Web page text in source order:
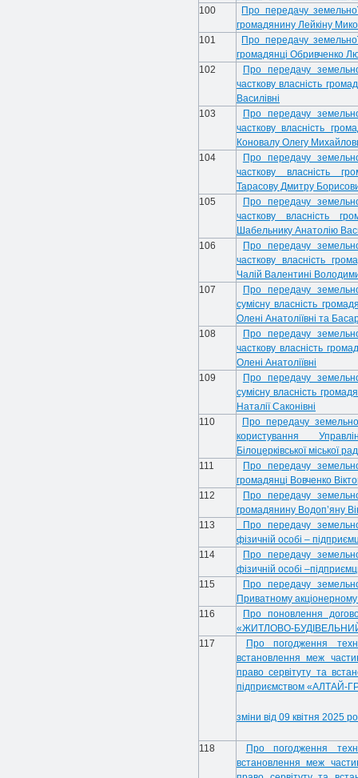
100
Про передачу
громадянину Лейкіну
101
Про передачу
громадянці Обривченко
102
Про передачу
часткову власність
Василівні
103
Про передачу
часткову власність
Коновалу Олегу
104
Про передачу
часткову власність
Тарасову Дмитру
105
Про передачу
часткову власність
Шабельнику Анатолію
106
Про передачу
часткову власність
Чалій Валентині
107
Про передачу
сумісну власність
Олені Анатоліївні та
108
Про передачу
часткову власність
Олені Анатоліївні
109
Про передачу
сумісну власність
Наталії Саконівні
110
Про передачу
користування
Білоцерківської міської
111
Про передачу
громадянці Вовченко
112
Про передачу
громадянину Водоп’яну
113
Про передачу
фізичній особі –
114
Про передачу
фізичній особі
115
Про передачу
Приватному
116
Про поновлення
«ЖИТЛОВО-
117
Про погодження
встановлення меж
право сервітуту та
підприємством «АЛТАЙ-
зміни від 09 квітня 2025
118
Про погодження
встановлення меж